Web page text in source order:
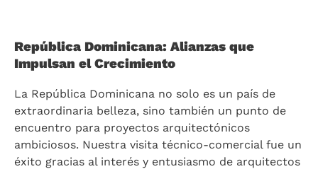
República Dominicana: Alianzas que
Impulsan el Crecimiento
La República Dominicana no solo es un país de
extraordinaria belleza, sino también un punto de
encuentro para proyectos arquitectónicos
ambiciosos. Nuestra visita técnico-comercial fue un
éxito gracias al interés y entusiasmo de arquitectos